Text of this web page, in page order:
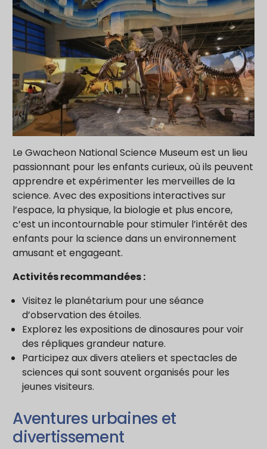
Le Gwacheon National Science Museum est un lieu
passionnant pour les enfants curieux, où ils peuvent
apprendre et expérimenter les merveilles de la
science. Avec des expositions interactives sur
l’espace, la physique, la biologie et plus encore,
c’est un incontournable pour stimuler l’intérêt des
enfants pour la science dans un environnement
amusant et engageant.
Activités recommandées :
Visitez le planétarium pour une séance
d’observation des étoiles.
Explorez les expositions de dinosaures pour voir
des répliques grandeur nature.
Participez aux divers ateliers et spectacles de
sciences qui sont souvent organisés pour les
jeunes visiteurs.
Aventures urbaines et
divertissement